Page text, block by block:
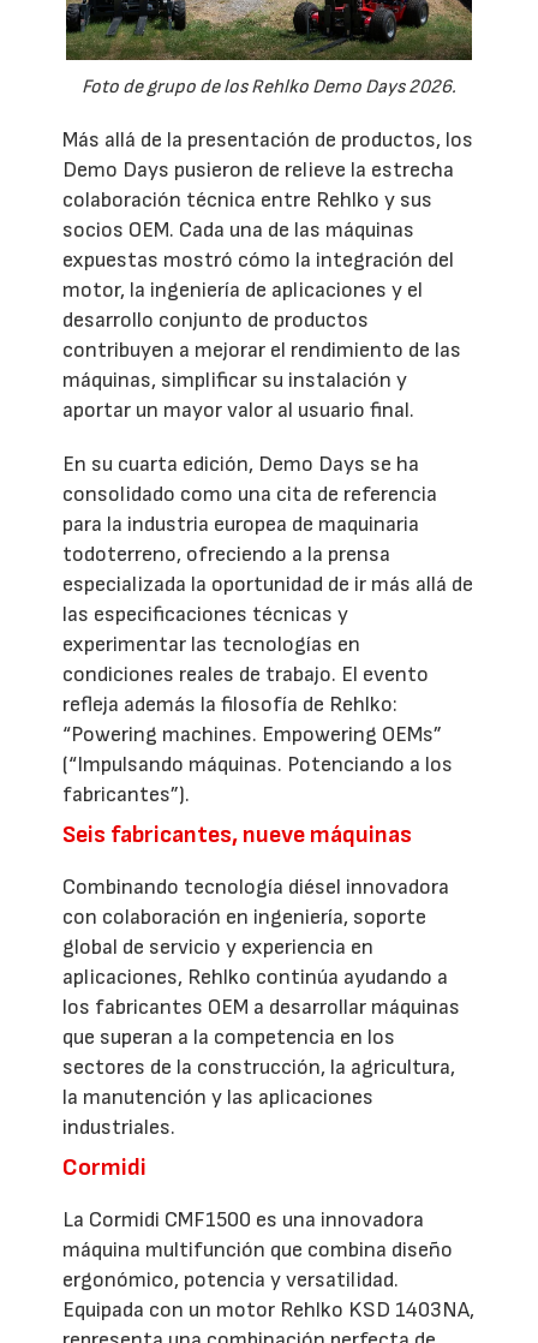
Foto de grupo de los Rehlko Demo Days 2026.
Más allá de la presentación de productos, los
Demo Days pusieron de relieve la estrecha
colaboración técnica entre Rehlko y sus
socios OEM. Cada una de las máquinas
expuestas mostró cómo la integración del
motor, la ingeniería de aplicaciones y el
desarrollo conjunto de productos
contribuyen a mejorar el rendimiento de las
máquinas, simplificar su instalación y
aportar un mayor valor al usuario final.
En su cuarta edición, Demo Days se ha
consolidado como una cita de referencia
para la industria europea de maquinaria
todoterreno, ofreciendo a la prensa
especializada la oportunidad de ir más allá de
las especificaciones técnicas y
experimentar las tecnologías en
condiciones reales de trabajo. El evento
refleja además la filosofía de Rehlko:
“Powering machines. Empowering OEMs”
(“Impulsando máquinas. Potenciando a los
fabricantes”).
Seis fabricantes, nueve máquinas
Combinando tecnología diésel innovadora
con colaboración en ingeniería, soporte
global de servicio y experiencia en
aplicaciones, Rehlko continúa ayudando a
los fabricantes OEM a desarrollar máquinas
que superan a la competencia en los
sectores de la construcción, la agricultura,
la manutención y las aplicaciones
industriales.
Cormidi
La Cormidi CMF1500 es una innovadora
máquina multifunción que combina diseño
ergonómico, potencia y versatilidad.
Equipada con un motor Rehlko KSD 1403NA,